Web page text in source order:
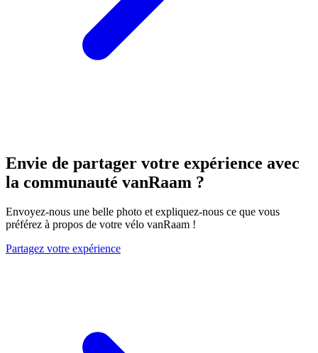
Envie de partager votre expérience avec
la communauté vanRaam ?
Envoyez-nous une belle photo et expliquez-nous ce que vous
préférez à propos de votre vélo vanRaam !
Partagez votre expérience